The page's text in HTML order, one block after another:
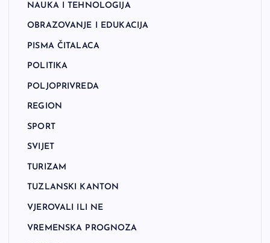
NAUKA I TEHNOLOGIJA
OBRAZOVANJE I EDUKACIJA
PISMA ČITALACA
POLITIKA
POLJOPRIVREDA
REGION
SPORT
SVIJET
TURIZAM
TUZLANSKI KANTON
VJEROVALI ILI NE
VREMENSKA PROGNOZA